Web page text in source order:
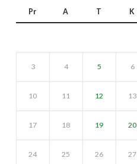
Pr A T K
3 4 5 6
10 11 12 13
17 18 19 20
24 25 26 27